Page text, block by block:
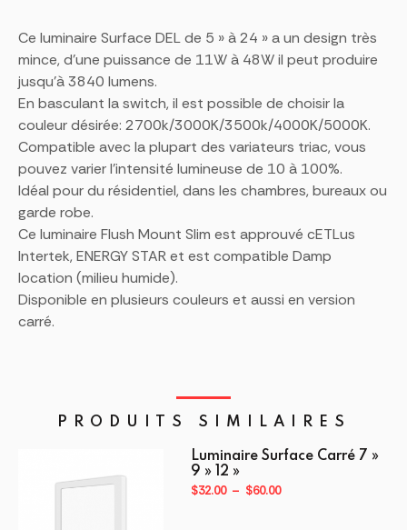
Ce luminaire Surface DEL de 5 » à 24 » a un design très
mince, d’une puissance de 11W à 48W il peut produire
jusqu’à 3840 lumens.
En basculant la switch, il est possible de choisir la
couleur désirée: 2700k/3000K/3500k/4000K/5000K.
Compatible avec la plupart des variateurs triac, vous
pouvez varier l’intensité lumineuse de 10 à 100%.
Idéal pour du résidentiel, dans les chambres, bureaux ou
garde robe.
Ce luminaire Flush Mount Slim est approuvé cETLus
Intertek, ENERGY STAR et est compatible Damp
location (milieu humide).
Disponible en plusieurs couleurs et aussi en version
carré.
PRODUITS SIMILAIRES
Luminaire Surface Carré 7 »
9 » 12 »
$32.00 – $60.00Plage